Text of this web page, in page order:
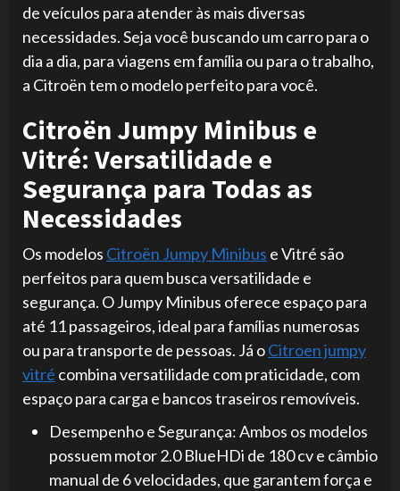
de veículos para atender às mais diversas
necessidades. Seja você buscando um carro para o
dia a dia, para viagens em família ou para o trabalho,
a Citroën tem o modelo perfeito para você.
Citroën Jumpy Minibus e
Vitré: Versatilidade e
Segurança para Todas as
Necessidades
Os modelos Citroën Jumpy Minibus e Vitré são
perfeitos para quem busca versatilidade e
segurança. O Jumpy Minibus oferece espaço para
até 11 passageiros, ideal para famílias numerosas
ou para transporte de pessoas. Já oCitroen jumpy
vitré combina versatilidade com praticidade, com
espaço para carga e bancos traseiros removíveis.
Desempenho e Segurança: Ambos os modelos
possuem motor 2.0 BlueHDi de 180 cv e câmbio
manual de 6 velocidades, que garantem força e